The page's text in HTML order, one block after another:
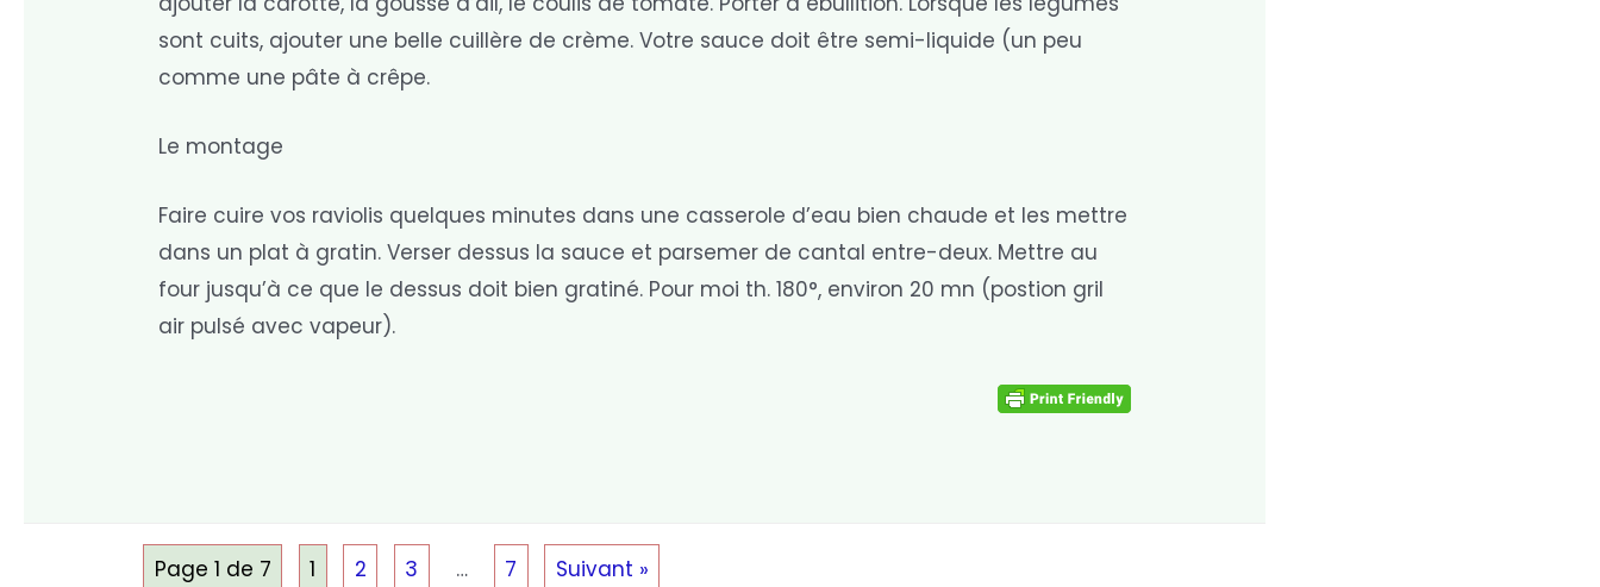
sont cuits, ajouter une belle cuillère de crème. Votre sauce doit être semi-liquide (un peu
comme une pâte à crêpe.
Le montage
Faire cuire vos raviolis quelques minutes dans une casserole d’eau bien chaude et les mettre
dans un plat à gratin. Verser dessus la sauce et parsemer de cantal entre-deux. Mettre au
four jusqu’à ce que le dessus doit bien gratiné. Pour moi th. 180°, environ 20 mn (postion gril
air pulsé avec vapeur).
Page 1 de 7 1 2 3 … 7 Suivant »